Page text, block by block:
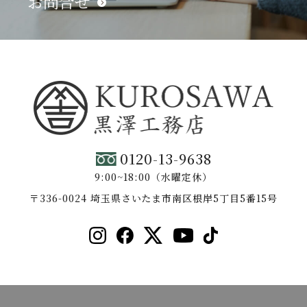
0120-13-9638
9:00~18:00（水曜定休）
〒336-0024 埼玉県さいたま市南区根岸5丁目5番15号